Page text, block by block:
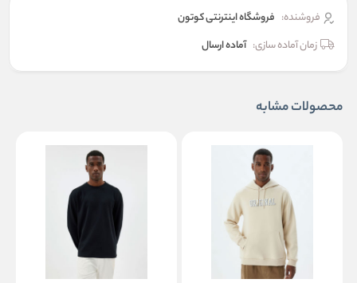
فروشنده: فروشگاه اینترنتی کوتون
زمان آماده سازی: آماده ارسال
محصولات مشابه